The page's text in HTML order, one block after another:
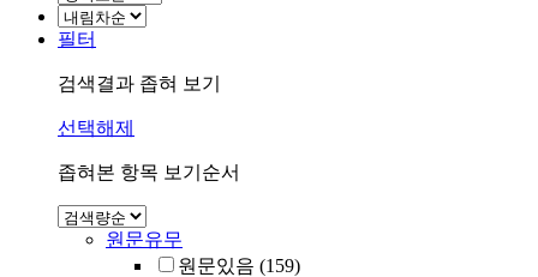
필터
검색결과 좁혀 보기
선택해제
좁혀본 항목 보기순서
원문유무
원문있음 (159)